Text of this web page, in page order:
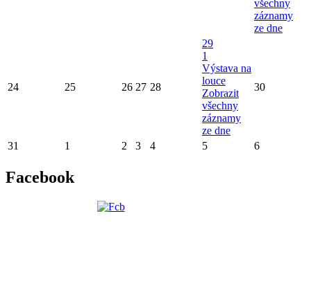
všechny
záznamy
ze dne
24 25 26 27 28
29
1
Výstava na
louce
Zobrazit
všechny
záznamy
ze dne
30
31 1 2 3 4 5 6
Facebook